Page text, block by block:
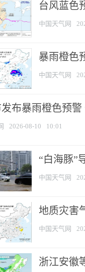
台风蓝色
中国天气网
暴雨橙色
中国天气网
布暴雨橙色预
2026-08-10 10:01
“白海豚”
中国天气网
地质灾害
中国天气网
浙江安徽